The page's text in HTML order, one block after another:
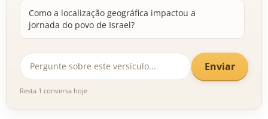
Como a localização geográfica impactou a
jornada do povo de Israel?
Enviar
Resta 1 conversa hoje